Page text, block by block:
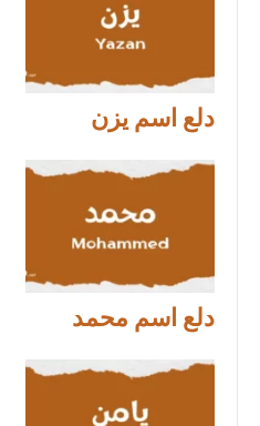
دلع اسم يزن
دلع اسم محمد